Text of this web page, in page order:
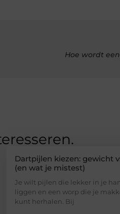
Hoe wordt
Dartpijlen kiezen: gewicht
(en wat je mistest)
Je wilt pijlen die lekker in je
liggen en een worp die je
kunt herhalen. Bij